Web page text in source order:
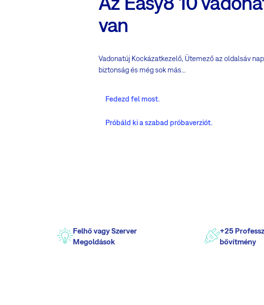
van
Vadonatúj Kockázatkezelő, Ütemező az oldalsáv
biztonság és még sok más...
Fedezd fel most.
Próbáld ki a szabad próbaverziót.
Felhő vagy Szerver
Megoldások
+25
bővítmény